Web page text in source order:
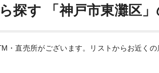
探す 「神戸市東灘区
・直売所がございます。リストからお近く